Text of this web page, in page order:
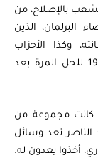
مطالب الشعب بالإصلاح، من
الذين
وكذا الأحزاب
وزعماءها، ولهذا تعرض البرلمان قبيل يوليو 1952 للحل المرة بعد
كانت مجموعة من
تعد وسائل
أخذوا يعدون له.